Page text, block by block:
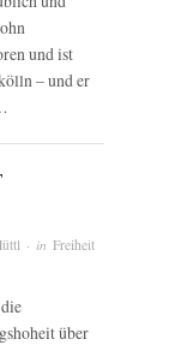
und ist
– und er
· inFreiheit
über